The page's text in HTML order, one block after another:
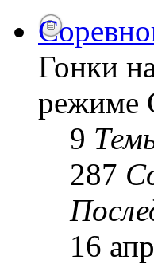
Гонки
режиме
9
287
16